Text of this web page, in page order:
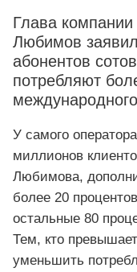
Глава
Любимов
абонентов
потребляют
У самого
миллионов
Любимова,
более 20
остальные 80
Тем, кто
уменьшить